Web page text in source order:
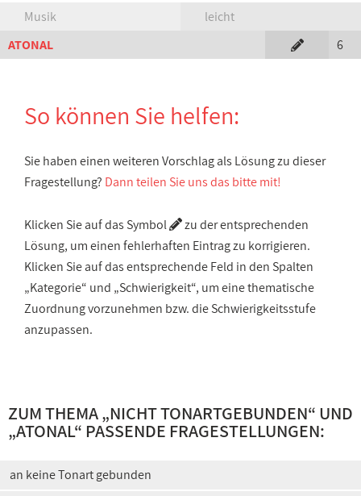
Musik
leicht
ATONAL
6
So können Sie helfen:
Sie haben einen weiteren Vorschlag als Lösung zu dieser
Fragestellung? Dann teilen Sie uns das bitte mit!
Klicken Sie auf das Symbol
zu der entsprechenden
Lösung, um einen fehlerhaften Eintrag zu korrigieren.
Klicken Sie auf das entsprechende Feld in den Spalten
„Kategorie“ und „Schwierigkeit“, um eine thematische
Zuordnung vorzunehmen bzw. die Schwierigkeitsstufe
anzupassen.
ZUM THEMA „NICHT TONARTGEBUNDEN“ UND
„ATONAL“ PASSENDE FRAGESTELLUNGEN:
an keine Tonart gebunden